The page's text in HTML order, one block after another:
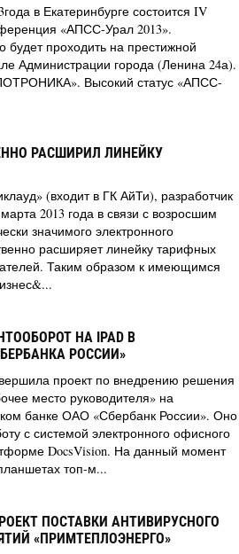
в Екатеринбурге состоится IV
«АПСС-Урал 2013».
проходить на престижной
Администрации города (Ленина 24а).
Высокий статус «АПСС-
РАСШИРИЛ ЛИНЕЙКУ
(входит в ГК АйТи), разработчик
2013 года в связи с возросшим
значимого электронного
расширяет линейку тарифных
Таким образом к имеющимся
НА IPAD В
РОССИИ»
проект по внедрению решения
место руководителя» на
банке ОАО «Сбербанк России». Оно
с системой электронного офисного
DocsVision. На данный момент
топ-м...
ПОСТАВКИ АНТИВИРУСНОГО
«ПРИМТЕПЛОЭНЕРГО»